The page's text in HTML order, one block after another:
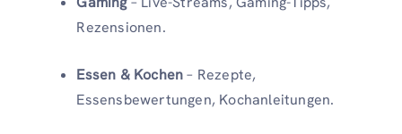
Rezensionen.
Essen & Kochen– Rezepte,
Essensbewertungen, Kochanleitungen.